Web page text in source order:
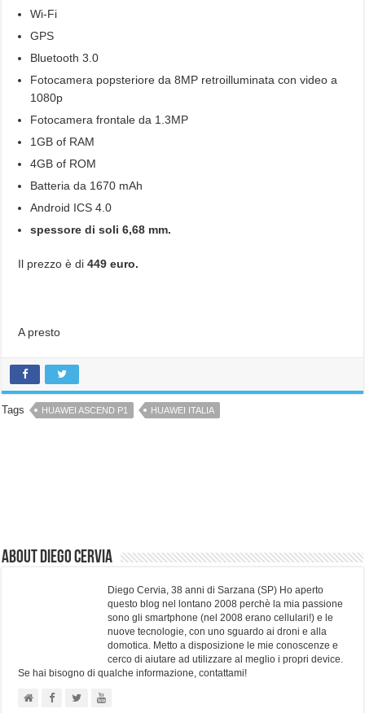
Wi-Fi
GPS
Bluetooth 3.0
Fotocamera popsteriore da 8MP retroilluminata con video a
1080p
Fotocamera frontale da 1.3MP
1GB of RAM
4GB of ROM
Batteria da 1670 mAh
Android ICS 4.0
spessore di soli 6,68 mm.
Il prezzo è di449 euro.
A presto
Tags HUAWEI ASCEND P1 HUAWEI ITALIA
About Diego Cervia
Diego Cervia, 38 anni di Sarzana (SP) Ho aperto
questo blog nel lontano 2008 perchè la mia passione
sono gli smartphone (nel 2008 erano cellulari!) e le
nuove tecnologie, con uno sguardo ai droni e alla
domotica. Metto a disposizione le mie conoscenze e
cerco di aiutare ad utilizzare al meglio i propri device.
Se hai bisogno di qualche informazione, contattami!